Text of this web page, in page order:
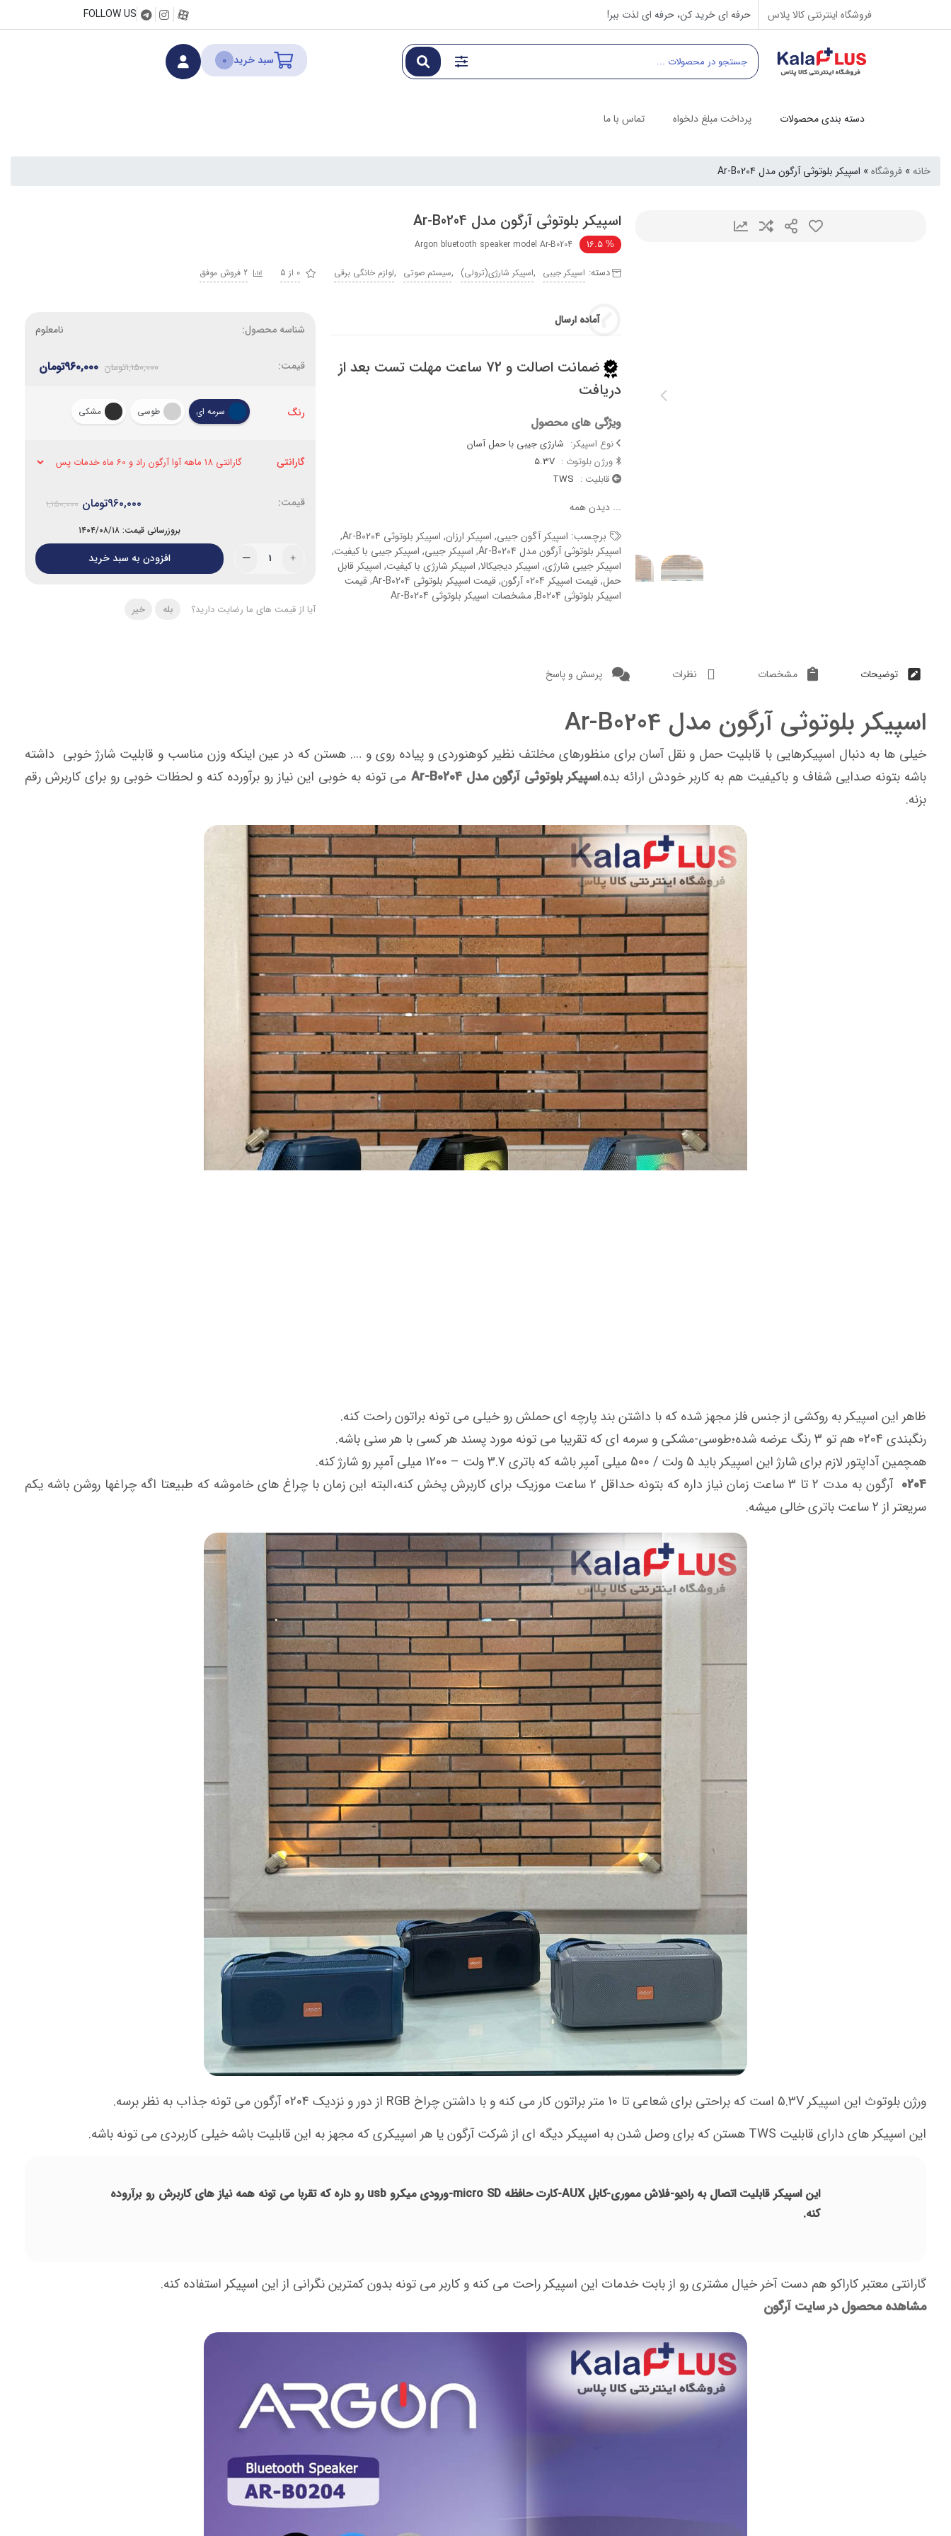
فروشگاه اینترنتی کالا پلاس حرفه ای خرید کن، حرفه ای لذت ببر! FOLLOW US
سبد خرید 0
دسته بندی محصولات پرداخت مبلغ دلخواه تماس با ما
خانه» فروشگاه» اسپیکر بلوتوثی آرگون مدل Ar-B0204​
اسپیکر بلوتوثی آرگون مدل Ar-B0204​
16.5
Argon bluetooth speaker model Ar-B0204
دسته: اسپیکر جیبی ,اسپیکر شارژی(ترولی) ,سیستم صوتی ,لوازم خانگی برقی 0 از 5 2 فروش موفق
آماده ارسال
ضمانت اصالت و 72 ساعت مهلت تست بعد از
دریافت
ویژگی های محصول
نوع اسپیکر: شارژی جیبی با حمل آسان
ورژن بلوتوث : 5.3V
قابلیت :
...دیدن همه
برچسب: اسپیکر آگون جیبی, اسپیکر ارزان, اسپیکر بلوتوثی Ar-B0204​
,
اسپیکر بلوتوثی آرگون مدل Ar-B0204​
, اسپیکر جیبی, اسپیکر جیبی با کیفیت,
اسپیکر جیبی شارژی, اسپیکر دیجیکالا, اسپیکر شارژی با کیفیت, اسپیکر قابل
حمل,قیمت اسپیکر 0204 آرگون​ ,قیمت اسپیکر بلوتوثی Ar-B0204​ ,قیمت
اسپیکر بلوتوثی B0204​
,مشخصات اسپیکر بلوتوثی Ar-B0204​
شناسه محصول: نامعلوم
قیمت: تومان۱,۱۵۰,۰۰۰ تومان۹۶۰,۰۰۰
رنگ سرمه ای طوسی مشکی
گارانتی
۱,۱۵۰,۰۰۰ تومان۹۶۰,۰۰۰
بروزرسانی قیمت: ۱۴۰۴/۰۸/۱۸
افزودن به سبد خرید
آیا از قیمت های ما رضایت دارید؟ بله خیر
توضیحات مشخصات نظرات پرسش و پاسخ
اسپیکر بلوتوثی آرگون مدل Ar-B0204​
خیلی ها به دنبال اسپیکرهایی با قابلیت حمل و نقل آسان برای منظورهای مخلتف نظیر کوهنوردی و پیاده روی و …. هستن که در عین اینکه وزن مناسب و قابلیت شارژ خوبی داشته
باشه بتونه صدایی شفاف و باکیفیت هم به کاربر خودش ارائه بده.اسپیکر بلوتوثی آرگون مدل Ar-B0204
می تونه به خوبی این نیاز رو برآورده کنه و لحظات خوبی رو برای کاربرش رقم
بزنه.
ظاهر این اسپیکر به روکشی از جنس فلز مجهز شده که با داشتن بند پارچه ای حملش رو خیلی می تونه براتون راحت کنه.
رنگبندی 0204 هم تو 3 رنگ عرضه شده؛طوسی-مشکی و سرمه ای که تقریبا می تونه مورد پسند هر کسی با هر سنی باشه.
همچمین آداپتور لازم برای شارژ این اسپیکر باید 5 ولت / 500 میلی آمپر باشه که باتری 3.7 ولت – 1200 میلی آمپر رو شارژ کنه.
0204
آرگون به مدت 2 تا 3 ساعت زمان نیاز داره که بتونه حداقل 2 ساعت موزیک برای کاربرش پخش کنه،البته این زمان با چراغ های خاموشه که طبیعتا اگه چراغها روشن باشه یکم
سریعتر از 2 ساعت باتری خالی میشه.
ورژن بلوتوث این اسپیکر 5.3V است که براحتی برای شعاعی تا 10 متر براتون کار می کنه و با داشتن چراخ RGB از دور و نزدیک 0204 آرگون می تونه جذاب به نظر برسه.
این اسپیکر های دارای قابلیت TWS هستن که برای وصل شدن به اسپیکر دیگه ای از شرکت آرگون یا هر اسپیکری که مجهز به این قابلیت باشه خیلی کاربردی می تونه باشه.
این اسپیکر قابلیت اتصال به رادیو-فلاش مموری-کابل AUX-کارت حافظه micro SD-ورودی میکرو usb رو داره که تقربا می تونه همه نیاز های کاربرش رو برآروده
کنه.
گارانتی معتبر کاراکو هم دست آخر خیال مشتری رو از بابت خدمات این اسپیکر راحت می کنه و کاربر می تونه بدون کمترین نگرانی از این اسپیکر استفاده کنه.
مشاهده محصول در سایت آرگون